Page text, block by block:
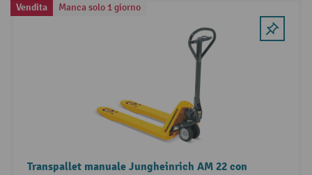
Vendita Manca solo 1 giorno
Transpallet manuale Jungheinrich AM 22 con